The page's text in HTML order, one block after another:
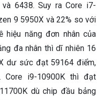
6438. Suy ra Core i7-
9 5950X và 22% so với
hiệu năng đơn nhân của
đa nhân thì dĩ nhiên 16
dư sức đạt 59164 điểm,
Core i9-10900K thì đạt
dù chip đầu bảng